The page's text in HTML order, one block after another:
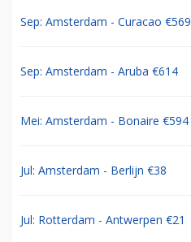
Sep: Amsterdam - Curacao €569
Sep: Amsterdam - Aruba €614
Mei: Amsterdam - Bonaire €594
Jul: Amsterdam - Berlijn €38
Jul: Rotterdam - Antwerpen €21